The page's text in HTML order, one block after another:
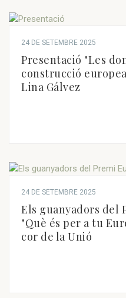
24 DE SETEMBRE 2025
Presentació "Les
construcció
Lina Gálvez
24 DE SETEMBRE 2025
Els guanyadors del
"Què és per a tu
cor de la Unió